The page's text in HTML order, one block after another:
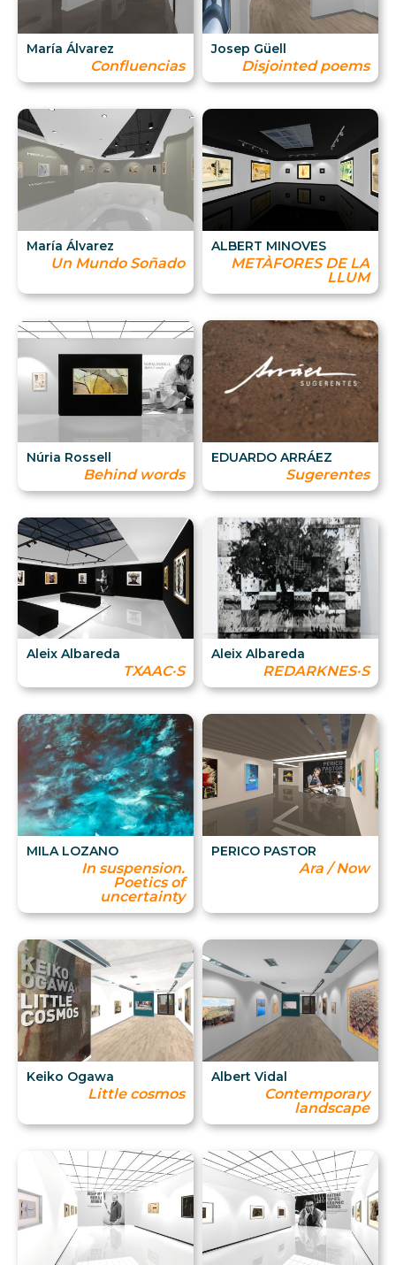
María Álvarez
Confluencias
Josep Güell
Disjointed poems
María Álvarez
Un Mundo Soñado
ALBERT MINOVES
METÀFORES DE LA
LLUM
Núria Rossell
Behind words
EDUARDO ARRÁEZ
Sugerentes
Aleix Albareda
TXAAC·S
Aleix Albareda
REDARKNES·S
MILA LOZANO
In suspension.
Poetics of
uncertainty
PERICO PASTOR
Ara / Now
Keiko Ogawa
Little cosmos
Albert Vidal
Contemporary
landscape